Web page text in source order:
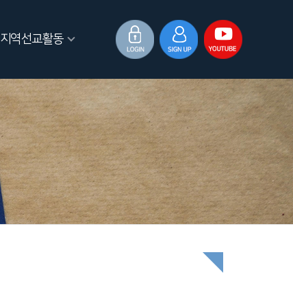
지역선교활동